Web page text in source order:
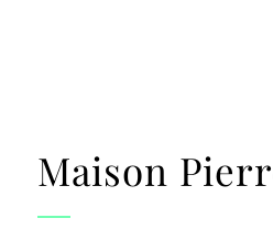
Maison